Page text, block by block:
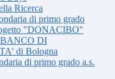
Ricerca
di primo grado
"DONACIBO"
BANCO DI
di Bologna
di primo grado a.s.